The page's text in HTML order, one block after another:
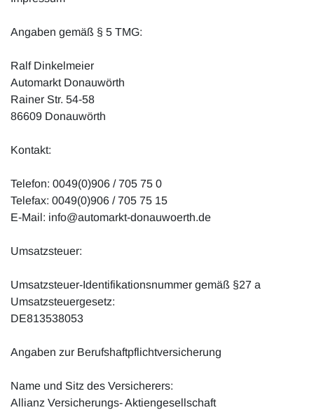
Angaben gemäß § 5 TMG:
Ralf Dinkelmeier
Automarkt Donauwörth
Rainer Str. 54-58
86609 Donauwörth
Kontakt:
Telefon: 0049(0)906 / 705 75 0
Telefax: 0049(0)906 / 705 75 15
E-Mail: info@automarkt-donauwoerth.de
Umsatzsteuer:
Umsatzsteuer-Identifikationsnummer gemäß §27 a
Umsatzsteuergesetz:
DE813538053
Angaben zur Berufshaftpflichtversicherung
Name und Sitz des Versicherers:
Allianz Versicherungs- Aktiengesellschaft